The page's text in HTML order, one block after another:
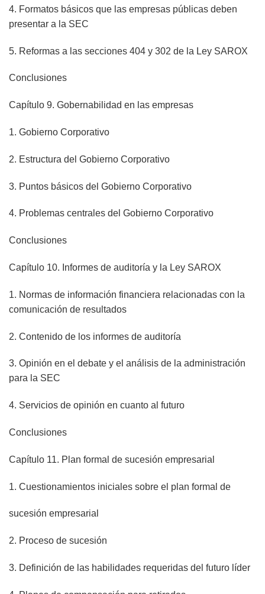
4. Formatos básicos que las empresas públicas deben
presentar a la SEC
5. Reformas a las secciones 404 y 302 de la Ley SAROX
Conclusiones
Capítulo 9. Gobernabilidad en las empresas
1. Gobierno Corporativo
2. Estructura del Gobierno Corporativo
3. Puntos básicos del Gobierno Corporativo
4. Problemas centrales del Gobierno Corporativo
Conclusiones
Capítulo 10. Informes de auditoría y la Ley SAROX
1. Normas de información financiera relacionadas con la
comunicación de resultados
2. Contenido de los informes de auditoría
3. Opinión en el debate y el análisis de la administración
para la SEC
4. Servicios de opinión en cuanto al futuro
Conclusiones
Capítulo 11. Plan formal de sucesión empresarial
1. Cuestionamientos iniciales sobre el plan formal de
sucesión empresarial
2. Proceso de sucesión
3. Definición de las habilidades requeridas del futuro líder